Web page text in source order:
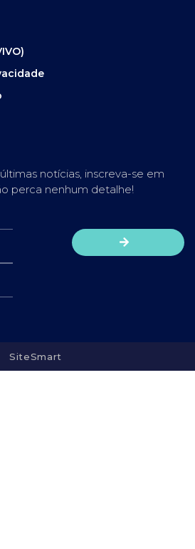
notícias, inscreva-se em
perca nenhum detalhe!
SiteSmart